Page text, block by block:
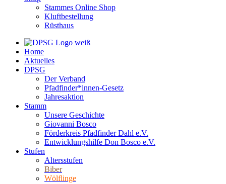
Stammes Online Shop
Kluftbestellung
Rüsthaus
Home
Aktuelles
DPSG
Der Verband
Pfadfinder*innen-Gesetz
Jahresaktion
Stamm
Unsere Geschichte
Giovanni Bosco
Förderkreis Pfadfinder Dahl e.V.
Entwicklungshilfe Don Bosco e.V.
Stufen
Altersstufen
Biber
Wölflinge